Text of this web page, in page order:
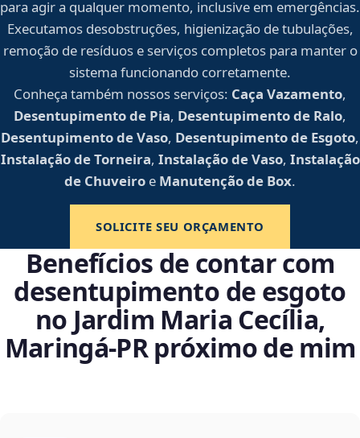
para agir a qualquer momento, inclusive em emergências.
Executamos desobstruções, higienização de tubulações,
remoção de resíduos e serviços completos para manter o
sistema funcionando corretamente.
Conheça também nossos serviços: Caça Vazamento,
Desentupimento de Pia, Desentupimento de Ralo,
Desentupimento de Vaso, Desentupimento de Esgoto,
Instalação de Torneira, Instalação de Vaso, Instalação
de Chuveiro e Manutenção de Box.
SOLICITE SEU ORÇAMENTO
Benefícios de contar com
desentupimento de esgoto
no Jardim Maria Cecília,
Maringá‑PR próximo de mim